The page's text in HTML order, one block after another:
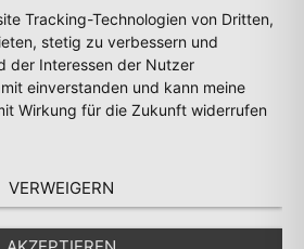
Tracking-Technologien von Dritten,
stetig zu verbessern und
der Interessen der Nutzer
einverstanden und kann meine
Wirkung für die Zukunft widerrufen
VERWEIGERN